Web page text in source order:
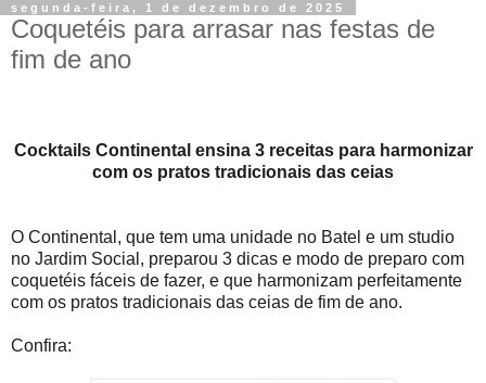
segunda-feira, 1 de dezembro de 2025
Coquetéis para arrasar nas festas de
fim de ano
Cocktails Continental ensina 3 receitas para harmonizar
com os pratos tradicionais das ceias
O Continental, que tem uma unidade no Batel e um studio
no Jardim Social, preparou 3 dicas e modo de preparo com
coquetéis fáceis de fazer, e que harmonizam perfeitamente
com os pratos tradicionais das ceias de fim de ano.
Confira: